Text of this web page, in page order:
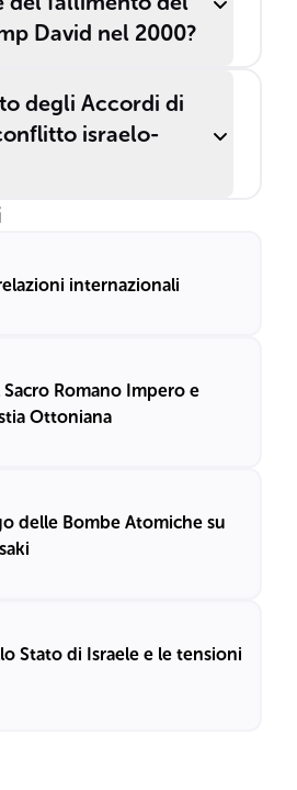
David nel 2000?
degli Accordi di
israelo-
internazionali
Romano Impero e
Ottoniana
delle Bombe Atomiche su
Stato di Israele e le tensioni